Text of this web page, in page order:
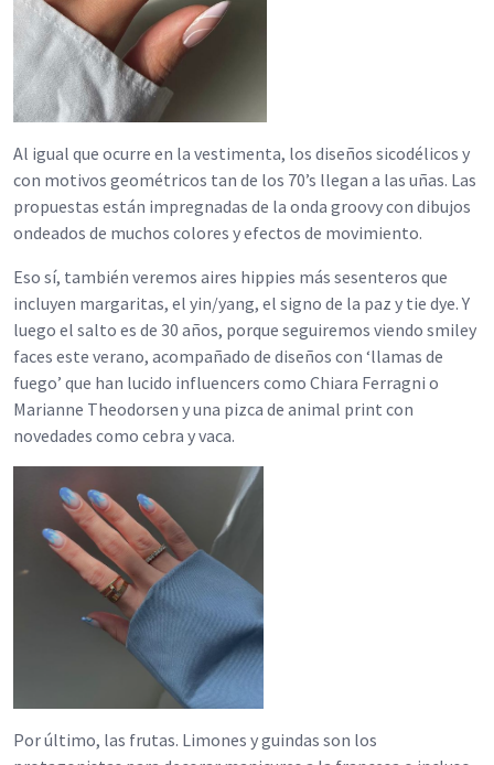
Al igual que ocurre en la vestimenta, los diseños sicodélicos y
con motivos geométricos tan de los 70’s llegan a las uñas. Las
propuestas están impregnadas de la onda groovy con dibujos
ondeados de muchos colores y efectos de movimiento.
Eso sí, también veremos aires hippies más sesenteros que
incluyen margaritas, el yin/yang, el signo de la paz y tie dye. Y
luego el salto es de 30 años, porque seguiremos viendo smiley
faces este verano, acompañado de diseños con ‘llamas de
fuego’ que han lucido influencers como Chiara Ferragni o
Marianne Theodorsen y una pizca de animal print con
novedades como cebra y vaca.
Por último, las frutas. Limones y guindas son los